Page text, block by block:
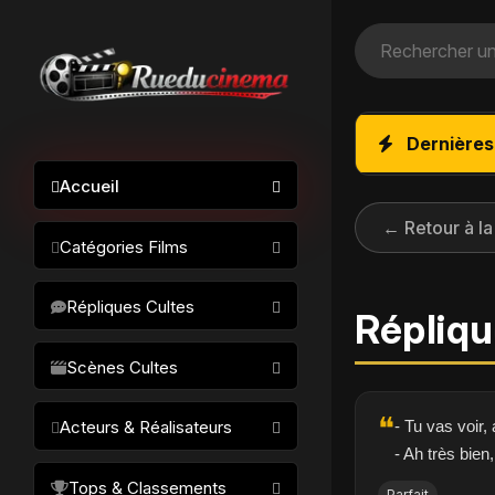
Accueil
Catégories Films
Science-fiction
Drame / Thriller
Comédie/humour
Horreur
Fantastique
Répliques Cultes
Scènes Cultes
Acteurs & Réalisateurs
Tops & Classements
← Retour à
❝- Tu vas voir,
- Ah très